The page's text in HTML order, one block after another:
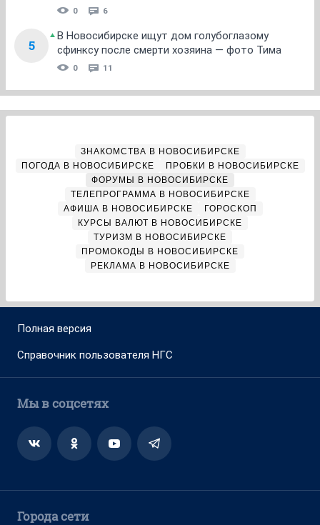
0 6
5
В Новосибирске ищут дом голубоглазому
сфинксу после смерти хозяина — фото Тима
0 11
ЗНАКОМСТВА В НОВОСИБИРСКЕ
ПОГОДА В НОВОСИБИРСКЕ
ПРОБКИ В НОВОСИБИРСКЕ
ФОРУМЫ В НОВОСИБИРСКЕ
ТЕЛЕПРОГРАММА В НОВОСИБИРСКЕ
АФИША В НОВОСИБИРСКЕ
ГОРОСКОП
КУРСЫ ВАЛЮТ В НОВОСИБИРСКЕ
ТУРИЗМ В НОВОСИБИРСКЕ
ПРОМОКОДЫ В НОВОСИБИРСКЕ
РЕКЛАМА В НОВОСИБИРСКЕ
Полная версия
Справочник пользователя НГС
Мы в соцсетях
Города сети